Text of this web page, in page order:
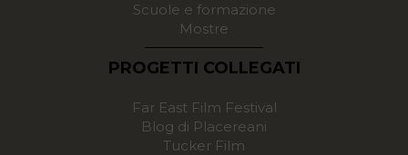
Scuole e formazione
Mostre
PROGETTI COLLEGATI
Far East Film Festival
Blog di Placereani
Tucker Film